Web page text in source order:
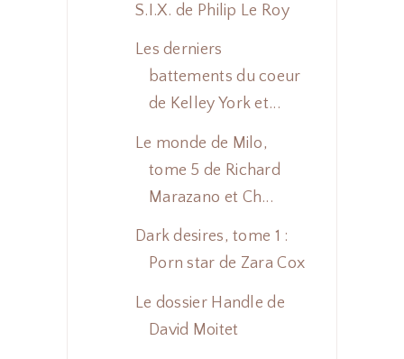
S.I.X. de Philip Le Roy
Les derniers
battements du coeur
de Kelley York et...
Le monde de Milo,
tome 5 de Richard
Marazano et Ch...
Dark desires, tome 1 :
Porn star de Zara Cox
Le dossier Handle de
David Moitet